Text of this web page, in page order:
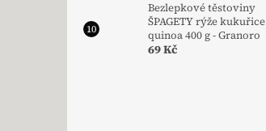
Bezlepkové těstoviny
ŠPAGETY rýže kukuřice
quinoa 400 g - Granoro
69 Kč